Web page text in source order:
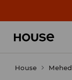
House Mehed